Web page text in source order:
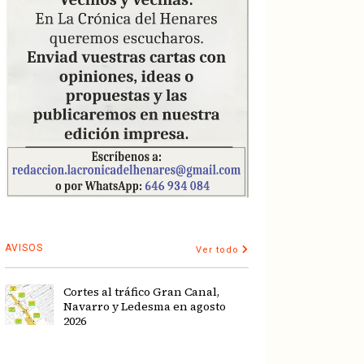
AVISOS Ver todo
Cortes al tráfico Gran Canal,
Navarro y Ledesma en agosto
2026